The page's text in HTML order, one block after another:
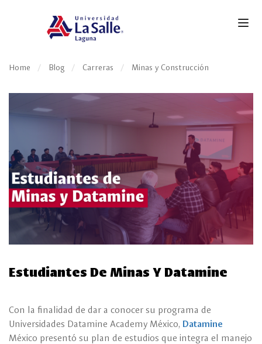
Home Blog Carreras Minas y Construcción
Estudiantes De Minas Y Datamine
Con la finalidad de dar a conocer su programa de
Universidades Datamine Academy México, Datamine
México presentó su plan de estudios que integra el manejo